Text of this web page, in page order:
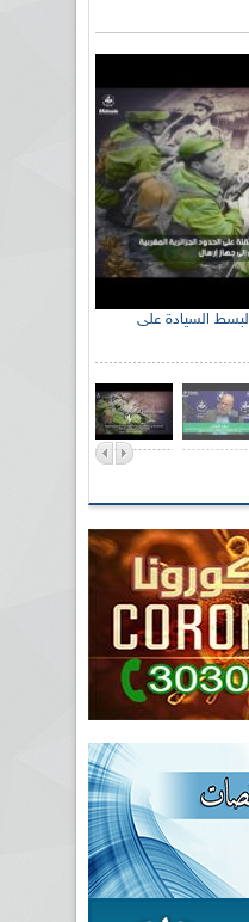
الإذاعة الجزائرية تحي الذكرى 59 لبسط السيادة على